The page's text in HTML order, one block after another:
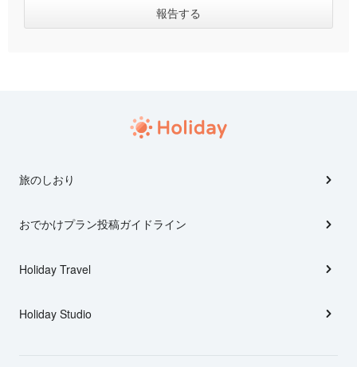
旅のしおり
おでかけプラン投稿ガイドライン
Holiday Travel
Holiday Studio